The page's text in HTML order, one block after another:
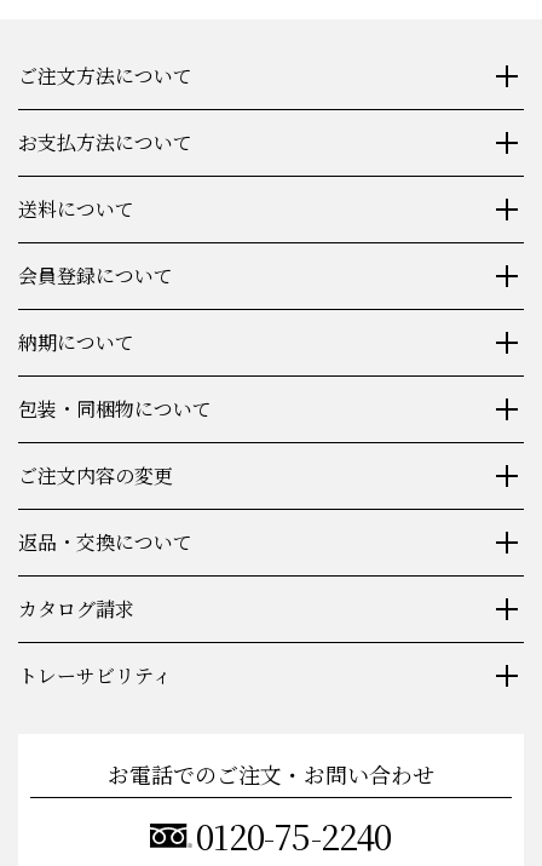
ご注文方法について
お支払方法について
送料について
会員登録について
納期について
包装・同梱物について
ご注文内容の変更
返品・交換について
カタログ請求
トレーサビリティ
お電話でのご注文・お問い合わせ
0120-75-2240